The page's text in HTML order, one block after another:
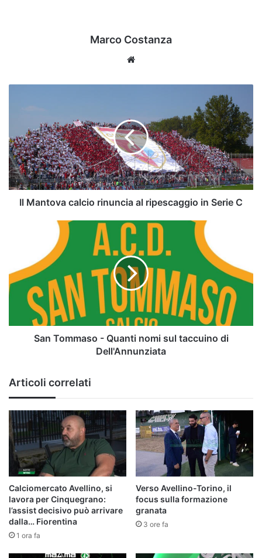
Marco Costanza
rinuncia
al
ripescaggio
in
Serie
C
Il Mantova calcio rinuncia al ripescaggio in Serie C
Quanti
nomi
sul
taccuino
Dell'Annunziata
San Tommaso - Quanti nomi sul taccuino di
Dell'Annunziata
Articoli correlati
Calciomercato Avellino, si
lavora per Cinquegrano:
l’assist decisivo può arrivare
dalla… Fiorentina
1 ora fa
Verso Avellino-Torino, il
focus sulla formazione
granata
3 ore fa